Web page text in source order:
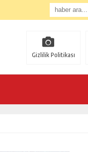
Gizlilik Politikası